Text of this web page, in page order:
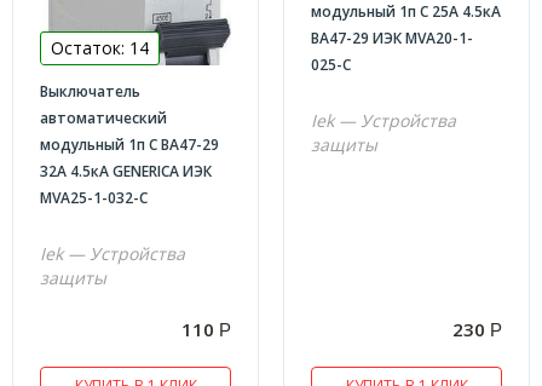
ПВС
СИП
Трубки термоусадочные
Кабель каналы
Гофра
Выключатели
Schneider
Остаток: 14
Выключатель
автоматический
модульный 1п С ВА47-29
32А 4.5кА GENERICA ИЭК
MVA25-1-032-C
Iek — Устройства
защиты
110 Р
модульный 1п C 25А 4.5кА
ВА47-29 ИЭК MVA20-1-
025-C
Iek — Устройства
защиты
230 Р